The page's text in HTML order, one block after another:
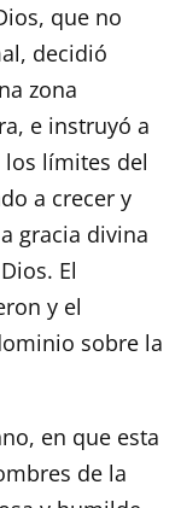
que no
decidió
zona
e instruyó a
los límites del
a crecer y
gracia divina
El
y el
sobre la
en que esta
de la